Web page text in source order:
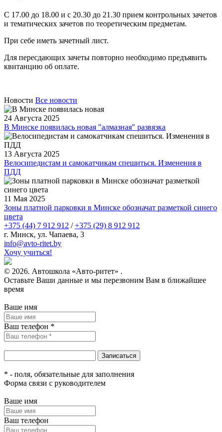
С 17.00 до 18.00 и с 20.30 до 21.30 прием контрольных зачетов
и тематических зачетов по теоретическим предметам.
При себе иметь зачетный лист.
Для пересдающих зачеты повторно необходимо предъявить
квитанцию об оплате.
Новости Все новости
24 Августа 2025
В Минске появилась новая "алмазная" развязка
13 Августа 2025
Велосипедистам и самокатчикам спешиться. Изменения в
ПДД
11 Мая 2025
Зоны платной парковки в Минске обозначат разметкой синего
цвета
+375 (44) 7 912 912 /+375 (29) 8 912 912
г. Минск, ул. Чапаева, 3
infо@avtо-ritеt.by
Хочу учиться!
© 2026. Автошкола «Авто-ритет» .
Оставьте Ваши данные и мы перезвоним Вам в ближайшее
время
Ваше имя
Ваш телефон *
* - поля, обязательные для заполнения
Форма связи с руководителем
Ваше имя
Ваш телефон